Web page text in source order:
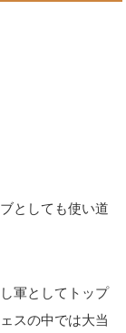
としても使い道
軍としてトップ
スの中では大当